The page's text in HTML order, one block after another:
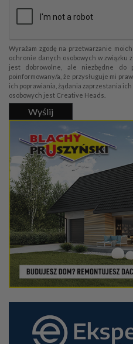
Wyrażam zgodę na przetwarzanie
ochronie danych osobowych w związku
jest dobrowolne, ale niezbędne do
poinformowany/a, że przysługuje mi
ich poprawiania, żądania zaprzestania
osobowych jest Creative Heads.
Wyślij